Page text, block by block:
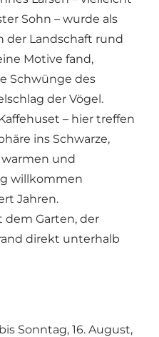
Sohn – wurde als
der Landschaft rund
Motive fand,
Schwünge des
der Vögel.
– hier treffen
ins Schwarze,
und
willkommen
Jahren.
dem Garten, der
direkt unterhalb
Sonntag, 16. August,